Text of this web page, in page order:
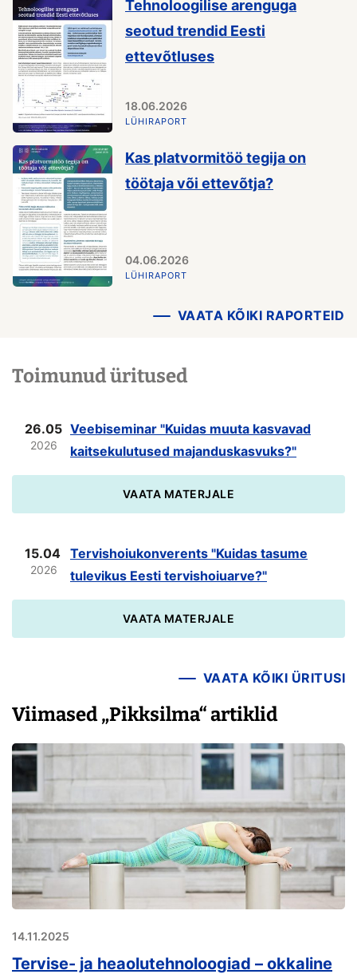
Tehnoloogilise arenguga
seotud trendid Eesti
ettevõtluses
18.06.2026
LÜHIRAPORT
Kas platvormitöö tegija on
töötaja või ettevõtja?
04.06.2026
LÜHIRAPORT
VAATA KÕIKI RAPORTEID
Toimunud üritused
26.05
2026
Veebiseminar "Kuidas muuta kasvavad
kaitsekulutused majanduskasvuks?"
VAATA MATERJALE
15.04
2026
Tervishoiukonverents "Kuidas tasume
tulevikus Eesti tervishoiuarve?"
VAATA MATERJALE
VAATA KÕIKI ÜRITUSI
Viimased „Pikksilma“ artiklid
14.11.2025
Tervise- ja heaolutehnoloogiad – okkaline